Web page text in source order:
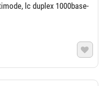
lc duplex 1000base-
